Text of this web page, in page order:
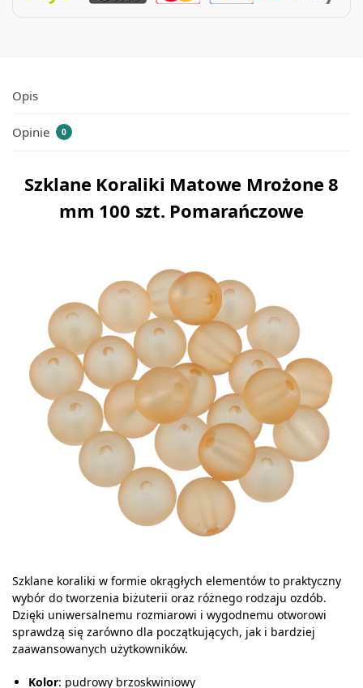
Opis
Opinie 0
Szklane Koraliki Matowe Mrożone 8
mm 100 szt. Pomarańczowe
Szklane koraliki w formie okrągłych elementów to praktyczny
wybór do tworzenia biżuterii oraz różnego rodzaju ozdób.
Dzięki uniwersalnemu rozmiarowi i wygodnemu otworowi
sprawdzą się zarówno dla początkujących, jak i bardziej
zaawansowanych użytkowników.
Kolor: pudrowy brzoskwiniowy